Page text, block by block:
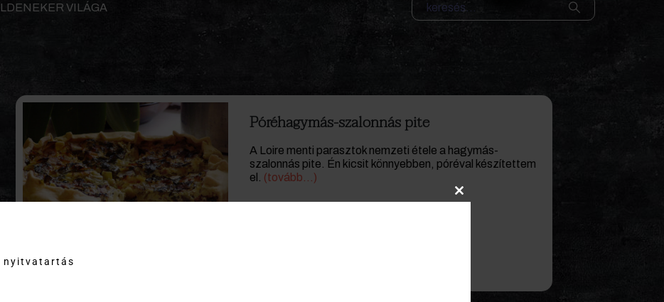
VILÁGA
Póréhagymás-szalonnás pite
A Loire menti parasztok nemzeti étele a hagymás-
szalonnás pite. Én kicsit könnyebben, póréval készítettem
el. (tovább…)
Close
nyitvatartás